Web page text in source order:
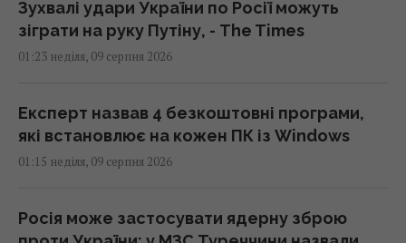
Зухвалі удари України по Росії можуть
зіграти на руку Путіну, - The Times
01:23 неділя, 09 серпня 2026
Експерт назвав 4 безкоштовні програми,
які встановлює на кожен ПК із Windows
01:15 неділя, 09 серпня 2026
Росія може застосувати ядерну зброю